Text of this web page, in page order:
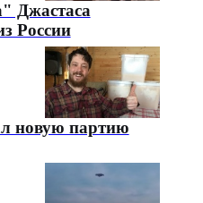
Джастаса
России
новую партию